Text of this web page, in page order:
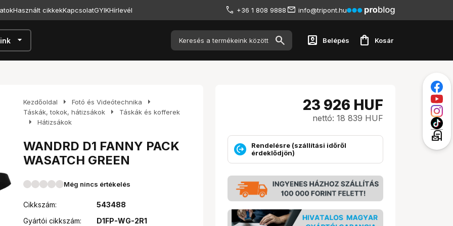
Használt cikkekKapcsolatGYIKHírlevél +36 1 808 9888 info@tripont.hu
arrow_drop_down account_box Belépés shopping_bag Kosár
Kezdőoldal arrow_right Fotó és Videótechnika arrow_right
Táskák, tokok, hátizsákok arrow_right Táskák és kofferek
arrow_right Hátizsákok
WANDRD D1 FANNY PACK
WASATCH GREEN
Még nincs értékelés
Cikkszám:
543488
Gyártói cikkszám:
D1FP-WG-2R1
23 926 HUF
nettó: 18 839 HUF
Rendelésre (szállítási időről
érdeklődjön)
local_post_office